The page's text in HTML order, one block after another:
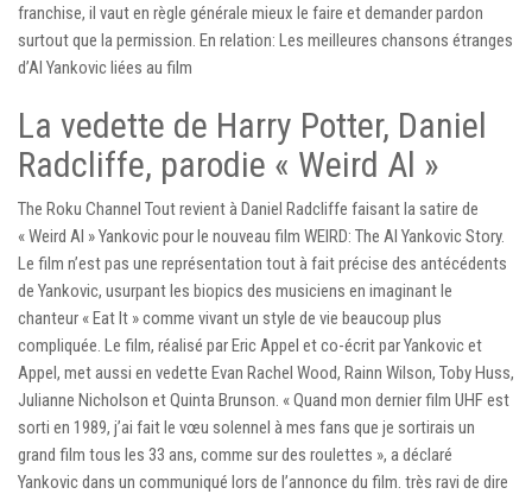
franchise, il vaut en règle générale mieux le faire et demander pardon
surtout que la permission. En relation: Les meilleures chansons étranges
d’Al Yankovic liées au film
La vedette de Harry Potter, Daniel
Radcliffe, parodie « Weird Al »
The Roku Channel Tout revient à Daniel Radcliffe faisant la satire de
« Weird Al » Yankovic pour le nouveau film WEIRD: The Al Yankovic Story.
Le film n’est pas une représentation tout à fait précise des antécédents
de Yankovic, usurpant les biopics des musiciens en imaginant le
chanteur « Eat It » comme vivant un style de vie beaucoup plus
compliquée. Le film, réalisé par Eric Appel et co-écrit par Yankovic et
Appel, met aussi en vedette Evan Rachel Wood, Rainn Wilson, Toby Huss,
Julianne Nicholson et Quinta Brunson. « Quand mon dernier film UHF est
sorti en 1989, j’ai fait le vœu solennel à mes fans que je sortirais un
grand film tous les 33 ans, comme sur des roulettes », a déclaré
Yankovic dans un communiqué lors de l’annonce du film. très ravi de dire